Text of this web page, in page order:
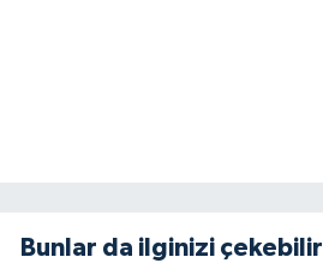
Bunlar da ilginizi çekebilir